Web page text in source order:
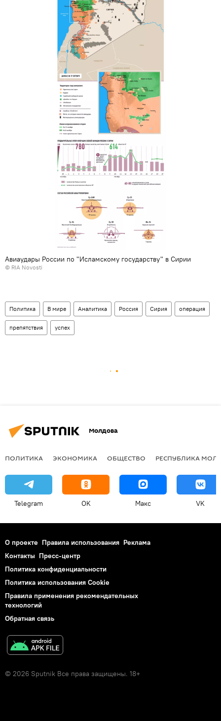
Авиаудары России по "Исламскому государству" в Сирии
© RIA Novosti
Политика В мире Аналитика Россия Сирия операция
препятствия успех
Молдова
ПОЛИТИКА ЭКОНОМИКА ОБЩЕСТВО РЕСПУБЛИКА
Telegram OK Макс VK
О проекте Правила использования Реклама
Контакты Пресс-центр
Политика конфиденциальности
Политика использования Cookie
Правила применения рекомендательных
технологий
Обратная связь
© 2026 Sputnik Все права защищены. 18+